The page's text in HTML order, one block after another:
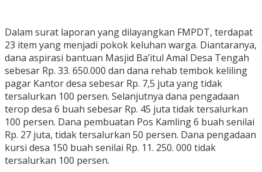
Dalam surat laporan yang dilayangkan FMPDT, terdapat
23 item yang menjadi pokok keluhan warga. Diantaranya,
dana aspirasi bantuan Masjid Ba’itul Amal Desa Tengah
sebesar Rp. 33. 650.000 dan dana rehab tembok keliling
pagar Kantor desa sebesar Rp. 7,5 juta yang tidak
tersalurkan 100 persen. Selanjutnya dana pengadaan
terop desa 6 buah sebesar Rp. 45 juta tidak tersalurkan
100 persen. Dana pembuatan Pos Kamling 6 buah senilai
Rp. 27 juta, tidak tersalurkan 50 persen. Dana pengadaan
kursi desa 150 buah senilai Rp. 11. 250. 000 tidak
tersalurkan 100 persen.